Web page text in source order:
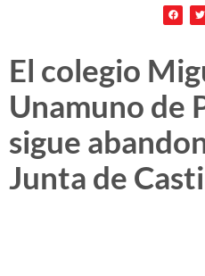
El colegio
Unamuno de
sigue
Junta de